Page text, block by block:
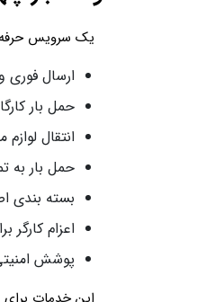
یک سرویس حرفه
ارسال فوری
حمل بار
انتقال
حمل بار به
بسته بندی
اعزام کارگر
پوشش